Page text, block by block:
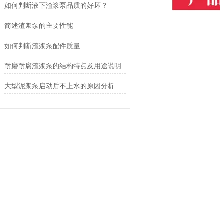
如何判断液下渣浆泵品质的好坏？
简述渣浆泵的主要性能
如何判断渣浆泵配件质量
耐磨耐腐渣浆泵的结构特点及用途说明
大型泥浆泵启动后不上水的原因分析